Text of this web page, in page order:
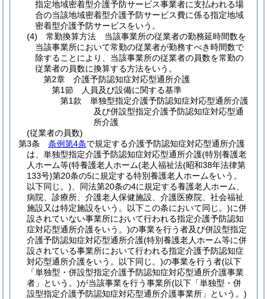
指定地域密着型介護予防サービス事業者に支払われる場
合の当該地域密着型介護予防サービス費に係る指定地域
密着型介護予防サービスをいう。
(4)
常勤換算方法 当該事業所の従業者の勤務延時間数を
当該事業所において常勤の従業者が勤務すべき時間数で
除することにより、当該事業所の従業者の員数を常勤の
従業者の員数に換算する方法をいう。
第2章
介護予防認知症対応型通所介護
第1節
人員及び設備に関する基準
第1款
単独型指定介護予防認知症対応型通所介護
及び併設型指定介護予防認知症対応型通
所介護
(従業者の員数)
第3条
条例第4条で規定する介護予防認知症対応型通所介護
は、単独型指定介護予防認知症対応型通所介護(特別養護老
人ホーム等(特養護老人ホーム(老人福祉法(昭和38年法律第
133号)第20条の5に規定する特別養護老人ホームをいう。
以下同じ。) 、同法第20条の4に規定する養護老人ホーム、
病院、診療所、介護老人保健施設、介護医療院、社会福祉
施設又は特定施設をいう。以下この条において同じ。)に併
設されていない事業所において行われる指定介護予防認知
症対応型通所介護をいう。)の事業を行う者及び併設型指定
介護予防認知症対応型通所介護(特別養護老人ホーム等に併
設されている事業所において行われる指定介護予防認知症
対応型通所介護をいう。以下同じ。)の事業を行う者(以下
「単独型・併設型指定介護予防認知症対応型通所介護事業
者」という。)が当該事業を行う事業所(以下「単独型・併
設型指定介護予防認知症対応型通所介護事業所」という。)